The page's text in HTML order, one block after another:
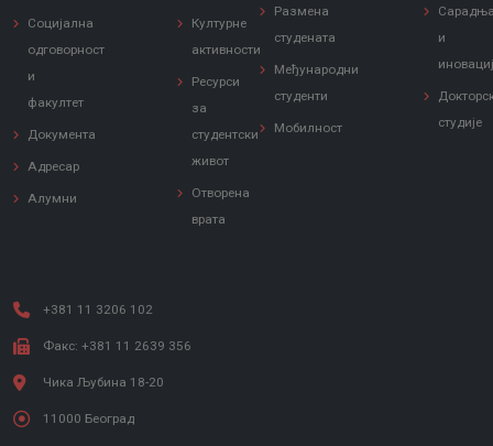
Социјална
одговорност
и
факултет
Документа
Адресар
Алумни
Културне
активности
Ресурси
за
студентски
живот
Отворена
врата
Размена
студената
Међународни
студенти
Мобилност
и
студије
+381 11 3206 102
Факс: +381 11 2639 356
Чика Љубина 18-20
11000 Београд